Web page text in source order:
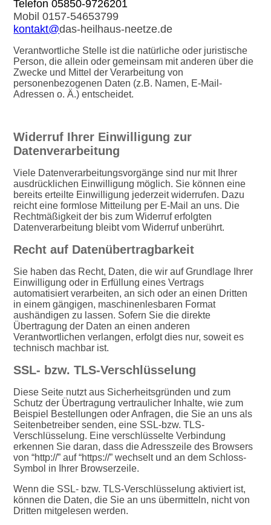
Telefon 05850-9726201
Mobil 0157-54653799
kontakt@das-heilhaus-neetze.de
Verantwortliche Stelle ist die natürliche oder juristische
Person, die allein oder gemeinsam mit anderen über die
Zwecke und Mittel der Verarbeitung von
personenbezogenen Daten (z.B. Namen, E-Mail-
Adressen o. Ä.) entscheidet.
Widerruf Ihrer Einwilligung zur
Datenverarbeitung
Viele Datenverarbeitungsvorgänge sind nur mit Ihrer
ausdrücklichen Einwilligung möglich. Sie können eine
bereits erteilte Einwilligung jederzeit widerrufen. Dazu
reicht eine formlose Mitteilung per E-Mail an uns. Die
Rechtmäßigkeit der bis zum Widerruf erfolgten
Datenverarbeitung bleibt vom Widerruf unberührt.
Recht auf Datenübertragbarkeit
Sie haben das Recht, Daten, die wir auf Grundlage Ihrer
Einwilligung oder in Erfüllung eines Vertrags
automatisiert verarbeiten, an sich oder an einen Dritten
in einem gängigen, maschinenlesbaren Format
aushändigen zu lassen. Sofern Sie die direkte
Übertragung der Daten an einen anderen
Verantwortlichen verlangen, erfolgt dies nur, soweit es
technisch machbar ist.
SSL- bzw. TLS-Verschlüsselung
Diese Seite nutzt aus Sicherheitsgründen und zum
Schutz der Übertragung vertraulicher Inhalte, wie zum
Beispiel Bestellungen oder Anfragen, die Sie an uns als
Seitenbetreiber senden, eine SSL-bzw. TLS-
Verschlüsselung. Eine verschlüsselte Verbindung
erkennen Sie daran, dass die Adresszeile des Browsers
von “http://” auf “https://” wechselt und an dem Schloss-
Symbol in Ihrer Browserzeile.
Wenn die SSL- bzw. TLS-Verschlüsselung aktiviert ist,
können die Daten, die Sie an uns übermitteln, nicht von
Dritten mitgelesen werden.